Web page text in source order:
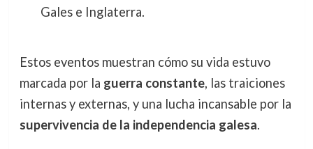
Gales e Inglaterra.
Estos eventos muestran cómo su vida estuvo
marcada por la guerra constante, las traiciones
internas y externas, y una lucha incansable por la
supervivencia de la independencia galesa.